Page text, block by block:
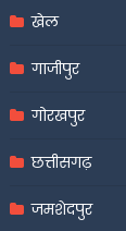
खेल
गाजीपुर
गोरखपुर
छत्तीसगढ़
जमशेदपुर